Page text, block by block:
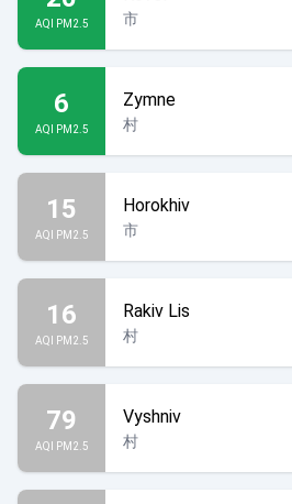
AQI PM2.5 市
6
AQI PM2.5
Zymne
村
15
AQI PM2.5
Horokhiv
市
16
AQI PM2.5
Rakiv Lis
村
79
AQI PM2.5
Vyshniv
村